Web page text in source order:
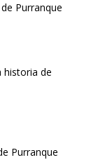
Purranque
historia de
Purranque